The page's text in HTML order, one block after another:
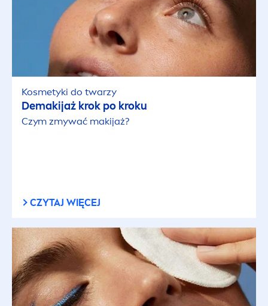
Kosmetyki do twarzy
Demakijaż krok po kroku
Czym zmywać makijaż?
CZYTAJ WIĘCEJ